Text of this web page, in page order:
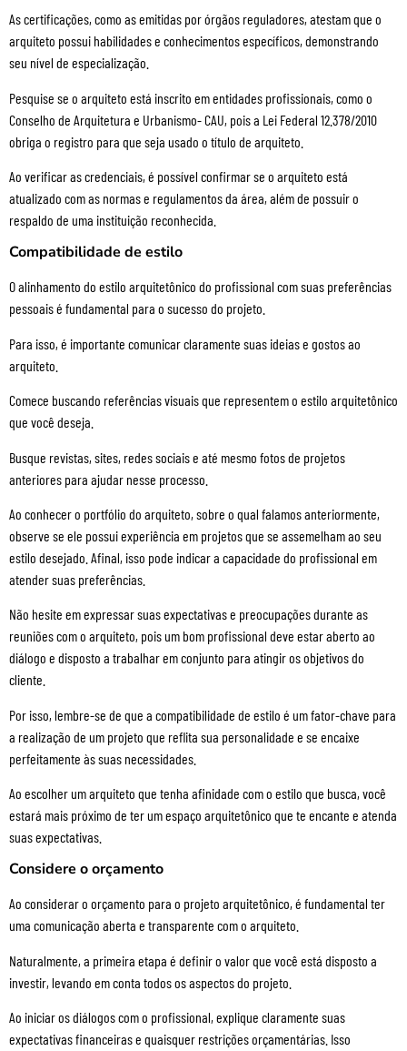
As certificações, como as emitidas por órgãos reguladores, atestam que o
arquiteto possui habilidades e conhecimentos específicos, demonstrando
seu nível de especialização.
Pesquise se o arquiteto está inscrito em entidades profissionais, como o
Conselho de Arquitetura e Urbanismo- CAU, pois a Lei Federal 12.378/2010
obriga o registro para que seja usado o título de arquiteto.
Ao verificar as credenciais, é possível confirmar se o arquiteto está
atualizado com as normas e regulamentos da área, além de possuir o
respaldo de uma instituição reconhecida.
Compatibilidade de estilo
O alinhamento do estilo arquitetônico do profissional com suas preferências
pessoais é fundamental para o sucesso do projeto.
Para isso, é importante comunicar claramente suas ideias e gostos ao
arquiteto.
Comece buscando referências visuais que representem o estilo arquitetônico
que você deseja.
Busque revistas, sites, redes sociais e até mesmo fotos de projetos
anteriores para ajudar nesse processo.
Ao conhecer o portfólio do arquiteto, sobre o qual falamos anteriormente,
observe se ele possui experiência em projetos que se assemelham ao seu
estilo desejado. Afinal, isso pode indicar a capacidade do profissional em
atender suas preferências.
Não hesite em expressar suas expectativas e preocupações durante as
reuniões com o arquiteto, pois um bom profissional deve estar aberto ao
diálogo e disposto a trabalhar em conjunto para atingir os objetivos do
cliente.
Por isso, lembre-se de que a compatibilidade de estilo é um fator-chave para
a realização de um projeto que reflita sua personalidade e se encaixe
perfeitamente às suas necessidades.
Ao escolher um arquiteto que tenha afinidade com o estilo que busca, você
estará mais próximo de ter um espaço arquitetônico que te encante e atenda
suas expectativas.
Considere o orçamento
Ao considerar o orçamento para o projeto arquitetônico, é fundamental ter
uma comunicação aberta e transparente com o arquiteto.
Naturalmente, a primeira etapa é definir o valor que você está disposto a
investir, levando em conta todos os aspectos do projeto.
Ao iniciar os diálogos com o profissional, explique claramente suas
expectativas financeiras e quaisquer restrições orçamentárias. Isso